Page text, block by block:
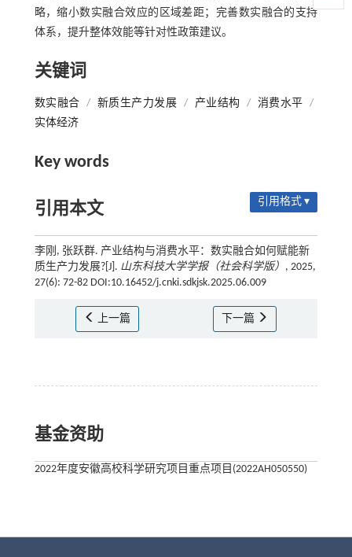
略，缩小数实融合效应的区域差距；完善数实融合的支持
体系，提升整体效能等针对性政策建议。
关键词
数实融合 / 新质生产力发展 / 产业结构 / 消费水平
/
实体经济
Key words
引用本文 引用格式 ▾
李刚, 张跃群. 产业结构与消费水平：数实融合如何赋能新
质生产力发展?[J]. 山东科技大学学报（社会科学版） , 2025,
27(6): 72-82 DOI:10.16452/j.cnki.sdkjsk.2025.06.009
上一篇 下一篇
基金资助
2022年度安徽高校科学研究项目重点项目(2022AH050550)